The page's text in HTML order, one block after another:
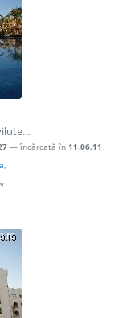
— încărcată în 11.06.11
,